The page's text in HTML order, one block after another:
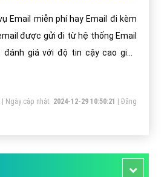
Email miễn phí hay Email đi kèm
được gửi đi từ hệ thống Email
đánh giá với độ tin cậy cao giúp
| Ngày cập nhật: 2024-12-29 10:50:21 |Đăng